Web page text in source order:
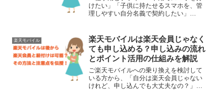
けたい」「子供に持たせるスマホを、管
理しやすい自分名義で契約したい」
加で2回線目、3回線目を申し込みたいと
考えている方は多いは...
楽天モバイル
楽天モバイルは楽天会員じゃなく
ても申し込める？申し込みの流れ
とポイント活用の仕組みを解説
ご楽天モバイルへの乗り換えを検討して
いる方から、「自分は楽天会員じゃない
けれど、申し込んでも大丈夫なの？」と